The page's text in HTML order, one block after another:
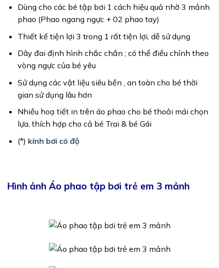
Dùng cho các bé tập bơi 1 cách hiệu quả nhờ 3 mảnh
phao (Phao ngang ngực + 02 phao tay)
Thiết kế tiện lợi 3 trong 1 rất tiện lợi, dễ sử dụng
Dây đai định hình chắc chắn ; có thể điều chỉnh theo
vòng ngực của bé yêu
Sử dụng các vật liệu siêu bền , an toàn cho bé thời
gian sử dụng lâu hơn
Nhiều hoạ tiết in trên áo phao cho bé thoải mái chọn
lựa, thích hợp cho cả bé Trai & bé Gái
(*) kính bơi có độ
Hình ảnh Áo phao tập bơi trẻ em 3 mảnh